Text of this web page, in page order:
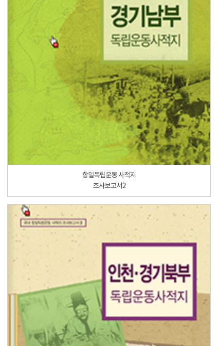
항일독립운동 사적지
조사보고서2